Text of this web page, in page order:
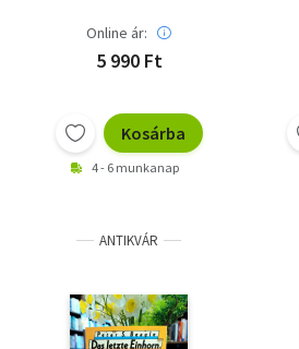
Online ár:
5 990 Ft
Kosárba
4 - 6 munkanap
ANTIKVÁR